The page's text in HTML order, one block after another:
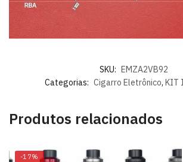
SKU: EMZA2VB92
Categorias: Cigarro Eletrônico, KIT
Produtos relacionados
-17%